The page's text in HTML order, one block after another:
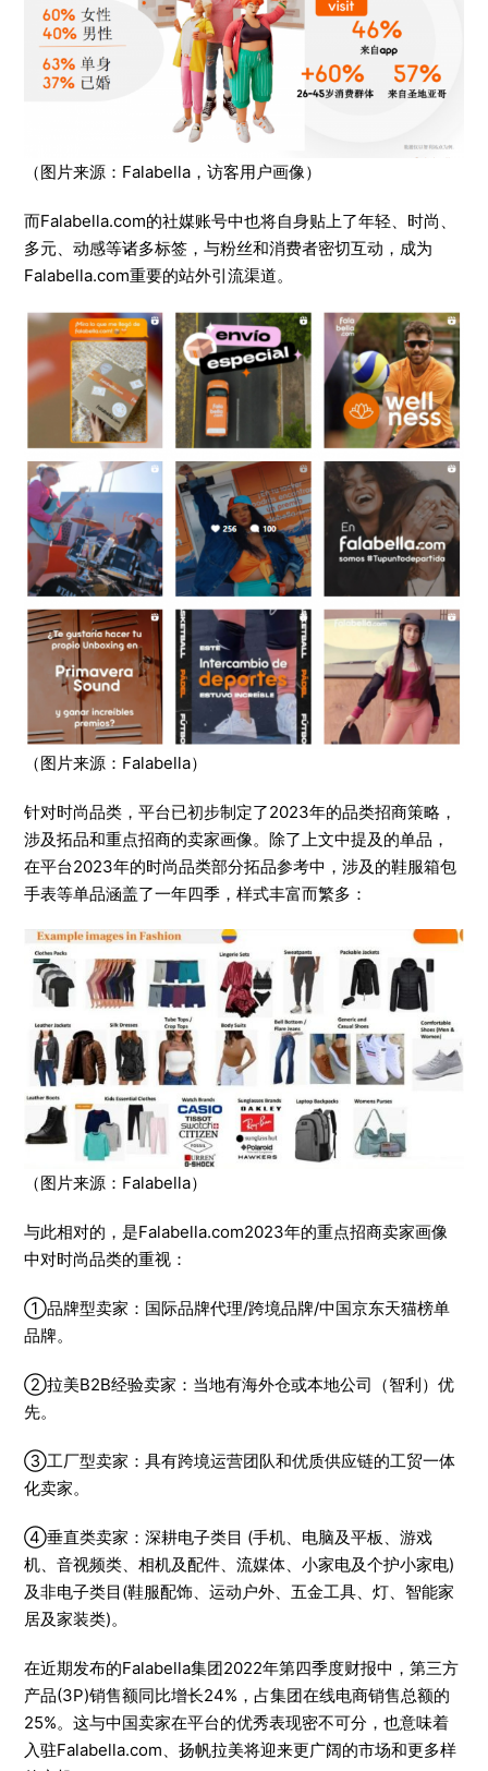
（图片来源：Falabella，访客用户画像）
而Falabella.com的社媒账号中也将自身贴上了年轻、时尚、
多元、动感等诸多标签，与粉丝和消费者密切互动，成为
Falabella.com重要的站外引流渠道。
（图片来源：Falabella）
针对时尚品类，平台已初步制定了2023年的品类招商策略，
涉及拓品和重点招商的卖家画像。除了上文中提及的单品，
在平台2023年的时尚品类部分拓品参考中，涉及的鞋服箱包
手表等单品涵盖了一年四季，样式丰富而繁多：
（图片来源：Falabella）
与此相对的，是Falabella.com2023年的重点招商卖家画像
中对时尚品类的重视：
①品牌型卖家：国际品牌代理/跨境品牌/中国京东天猫榜单
品牌。
②拉美B2B经验卖家：当地有海外仓或本地公司（智利）优
先。
③工厂型卖家：具有跨境运营团队和优质供应链的工贸一体
化卖家。
④垂直类卖家：深耕电子类目 (手机、电脑及平板、游戏
机、音视频类、相机及配件、流媒体、小家电及个护小家电)
及非电子类目(鞋服配饰、运动户外、五金工具、灯、智能家
居及家装类)。
在近期发布的Falabella集团2022年第四季度财报中，第三方
产品(3P)销售额同比增长24%，占集团在线电商销售总额的
25%。这与中国卖家在平台的优秀表现密不可分，也意味着
入驻Falabella.com、扬帆拉美将迎来更广阔的市场和更多样